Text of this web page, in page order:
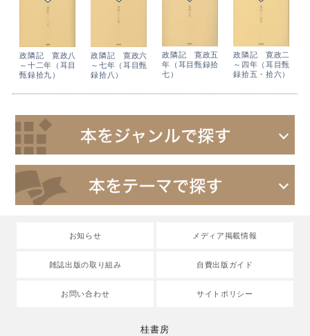
政隣記 寛政八
～十二年（耳目
甄録拾九）
政隣記 寛政六
～七年（耳目甄
録拾八）
政隣記 寛政五
年（耳目甄録拾
七）
政隣記 寛政二
～四年（耳目甄
録拾五・拾六）
お知らせ メディア掲載情報
雑誌出版の取り組み 自費出版ガイド
お問い合わせ サイトポリシー
桂書房